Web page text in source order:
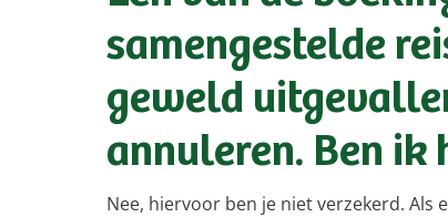
samengestelde
geweld
annuleren. Ben ik
Nee, hiervoor ben je niet verzekerd. Als